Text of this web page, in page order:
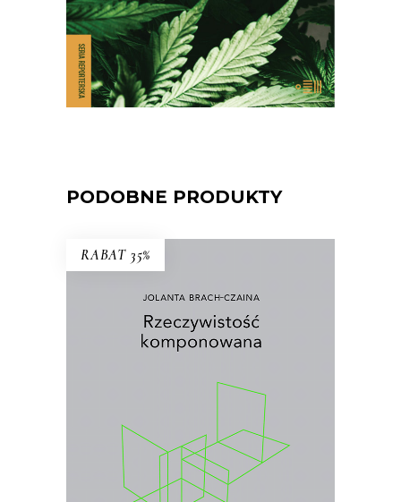
E-BOOK DO KOSZYKA
PODOBNE PRODUKTY
RABAT 35%
RZECZYWISTOŚĆ
Wybór najważniejszych esejów i
wywiadów prasowych Jolanty Brach-
Czainy.
40.00zł 26.00